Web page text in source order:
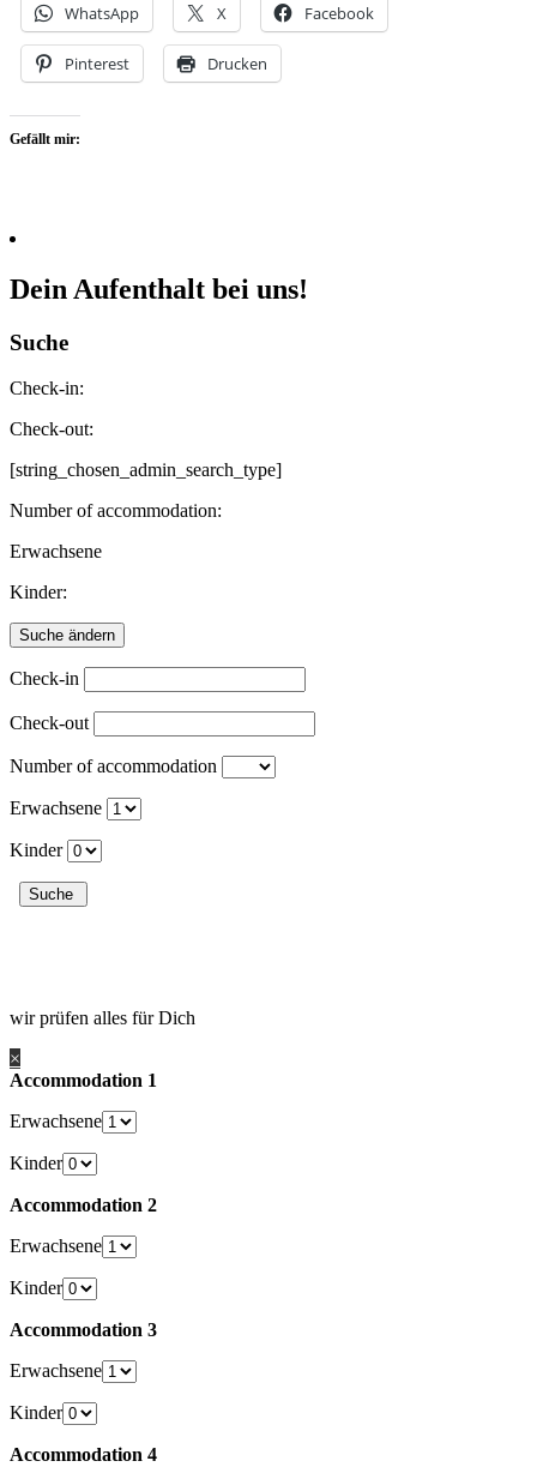
WhatsApp X Facebook
Pinterest Drucken
Gefällt mir:
Dein Aufenthalt bei uns!
Suche
Check-in:
Check-out:
[string_chosen_admin_search_type]
Number of accommodation:
Erwachsene
Kinder:
Check-in
Check-out
Number of accommodation
Erwachsene
Kinder
wir prüfen alles für Dich
×
Accommodation 1
Erwachsene
Kinder
Accommodation 2
Erwachsene
Kinder
Accommodation 3
Erwachsene
Kinder
Accommodation 4